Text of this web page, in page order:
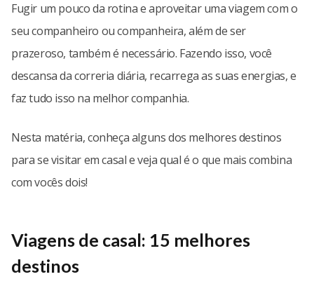
Fugir um pouco da rotina e aproveitar uma viagem com o
seu companheiro ou companheira, além de ser
prazeroso, também é necessário. Fazendo isso, você
descansa da correria diária, recarrega as suas energias, e
faz tudo isso na melhor companhia.
Nesta matéria, conheça alguns dos melhores destinos
para se visitar em casal e veja qual é o que mais combina
com vocês dois!
Viagens de casal: 15 melhores
destinos